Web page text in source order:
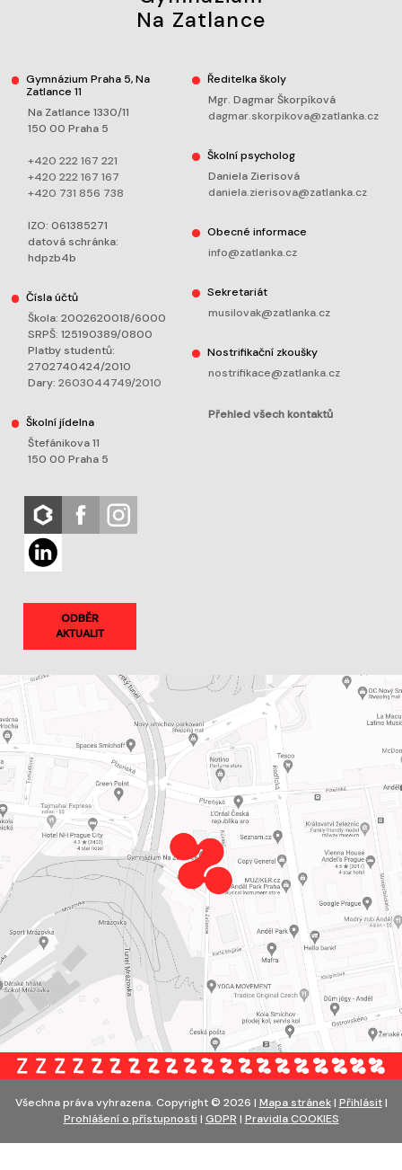
Na Zatlance
Gymnázium Praha 5, Na
Zatlance 11
Na Zatlance 1330/11
150 00 Praha 5
+420 222 167 221
+420 222 167 167
+420 731 856 738
IZO: 061385271
datová schránka:
hdpzb4b
Čísla účtů
Škola: 2002620018/6000
SRPŠ: 125190389/0800
Platby studentů:
2702740424/2010
Dary: 2603044749/2010
Školní jídelna
Štefánikova 11
150 00 Praha 5
ODBĚR
AKTUALIT
Ředitelka školy
Mgr. Dagmar Škorpíková
dagmar.skorpikova@zatlanka.cz
Školní psycholog
Daniela Zierisová
daniela.zierisova@zatlanka.cz
Obecné informace
info@zatlanka.cz
Sekretariát
musilovak@zatlanka.cz
Nostrifikační zkoušky
nostrifikace@zatlanka.cz
Přehled všech kontaktů
Všechna práva vyhrazena. Copyright © 2026 | Mapa stránek| Přihlásit|
Prohlášení o přístupnosti | GDPR | Pravidla COOKIES